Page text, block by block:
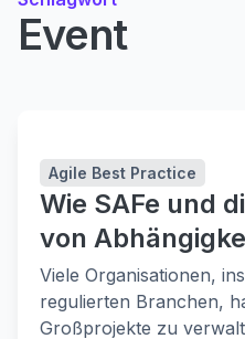
Event
Agile Best Practice
Wie SAFe und
von
Unternehmen
Maßstab
Viele Organisationen,
regulierten Branchen,
Großprojekte zu